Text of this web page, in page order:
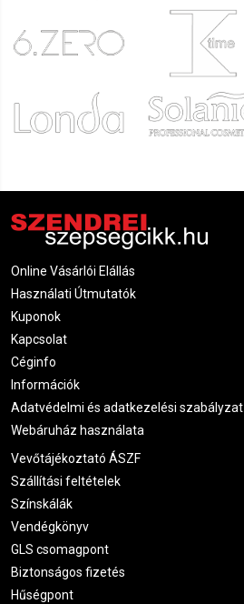
Online Vásárlói Elállás
Használati Útmutatók
Kuponok
Kapcsolat
Céginfo
Információk
Adatvédelmi és adatkezelési szabályzat
Webáruház használata
Vevőtájékoztató ÁSZF
Szállítási feltételek
Színskálák
Vendégkönyv
GLS csomagpont
Biztonságos fizetés
Hűségpont